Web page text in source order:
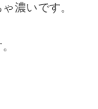
濃いです。